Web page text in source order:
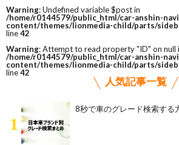
Warning: Undefined variable $post in
/home/r0144579/public_html/car-anshin-
content/themes/lionmedia-child/parts/
line42
Warning: Attempt to read property "ID" on null
/home/r0144579/public_html/car-anshin-
content/themes/lionmedia-child/parts/
line42
人気記事一覧
1
8秒で車のグレード検索する